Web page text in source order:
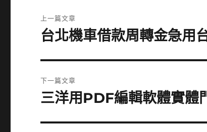
章
上一篇文章
上
篇
文
章:
台北機車借款周轉金急用
下一篇文章
下
篇
三洋用PDF編輯軟體實體